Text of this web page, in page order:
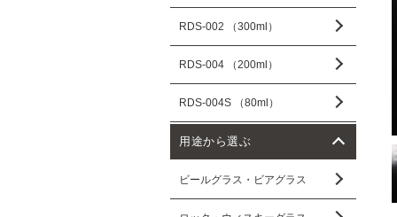
RDS-002 （300ml）
RDS-004 （200ml）
RDS-004S （80ml）
用途から選ぶ
ビールグラス・ビアグラス